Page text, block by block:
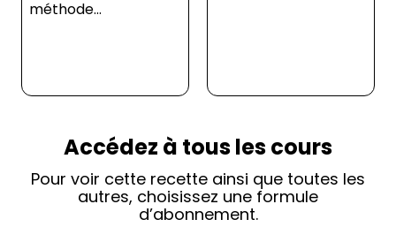
Accédez à tous les cours
Pour voir cette recette ainsi que toutes les
autres, choisissez une formule
d’abonnement.